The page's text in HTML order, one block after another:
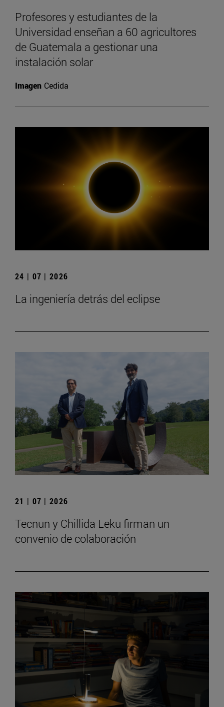
Profesores y estudiantes de la
Universidad enseñan a 60 agricultores
de Guatemala a gestionar una
instalación solar
Imagen Cedida
24 | 07 | 2026
La ingeniería detrás del eclipse
21 | 07 | 2026
Tecnun y Chillida Leku firman un
convenio de colaboración